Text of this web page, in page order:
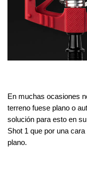
En muchas ocasiones
terreno fuese plano o
solución para esto en
Shot 1 que por una
plano.